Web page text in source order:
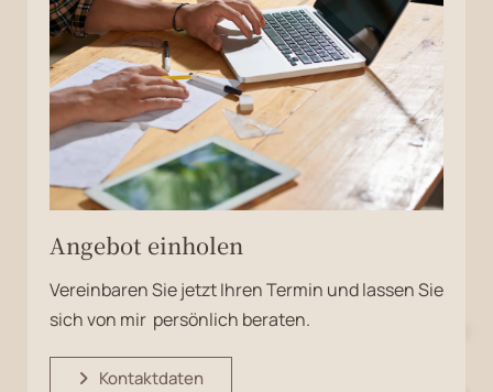
Angebot einholen
Vereinbaren Sie jetzt Ihren Termin und lassen Sie
sich von mir persönlich beraten.
Kontaktdaten